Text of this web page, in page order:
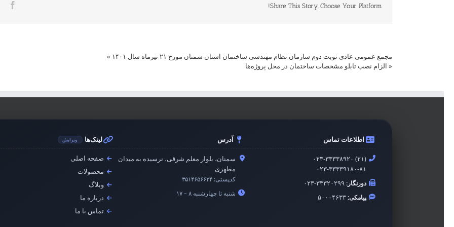
Share This Story, Choose Your Platform!
مجمع عمومی عادی نوبت دوم سازمان نظام مهندسی ساختمان استان سمنان مورخ ۲۱ تیرماه سال ۱۴۰۱
»
« الزام نصب تابلو مشخصات ساختمان در محل پروژه‌ها
اطلاعات تماس
۰۲۳-۳۳۳۳۸۹۲۰ (۲۱)
۰۲۳-۳۳۳۳۹۱۸۰-۸۱
دورنگار:۰۲۳-۳۳۳۲۰۲۹۹
پیامکی:۵۰۰۰۴۶۳۳
آدرس
سمنان، بلوار معلم شرقی، نرسیده به میدان
مطهری
کدپستی:۳۵۱۴۶۵۶۶۳۴
شنبه تا چهارشنبه ۸ – ۱۷
لینک‌ها ویرایش
صفحه اصلی
محصولات
وبلاگ
درباره ما
تماس با ما